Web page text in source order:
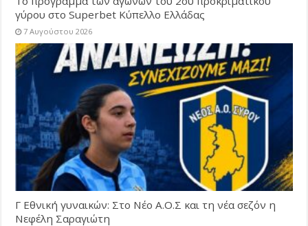
γύρου στο Superbet Κύπελλο Ελλάδας
7 Αυγούστου 2026
Γ Εθνική γυναικών: Στο Νέο Α.Ο.Σ και τη νέα σεζόν η
Νεφέλη Σαραγιώτη